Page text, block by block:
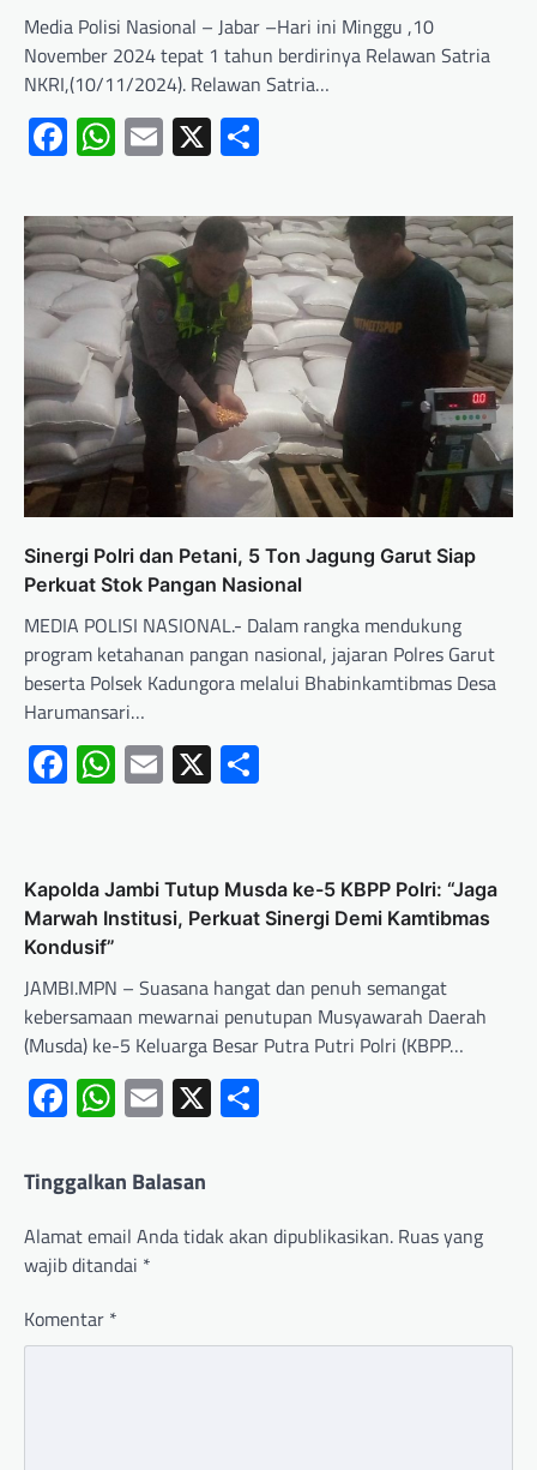
Media Polisi Nasional – Jabar –Hari ini Minggu ,10
November 2024 tepat 1 tahun berdirinya Relawan Satria
NKRI,(10/11/2024). Relawan Satria…
Facebook
WhatsApp
Email
X
Sinergi Polri dan Petani, 5 Ton Jagung Garut Siap
Perkuat Stok Pangan Nasional
MEDIA POLISI NASIONAL.- Dalam rangka mendukung
program ketahanan pangan nasional, jajaran Polres Garut
beserta Polsek Kadungora melalui Bhabinkamtibmas Desa
Harumansari…
Facebook
WhatsApp
Email
X
Kapolda Jambi Tutup Musda ke-5 KBPP Polri: “Jaga
Marwah Institusi, Perkuat Sinergi Demi Kamtibmas
Kondusif”
JAMBI.MPN – Suasana hangat dan penuh semangat
kebersamaan mewarnai penutupan Musyawarah Daerah
(Musda) ke-5 Keluarga Besar Putra Putri Polri (KBPP…
Facebook
WhatsApp
Email
X
Tinggalkan Balasan
Alamat email Anda tidak akan dipublikasikan. Ruas yang
wajib ditandai *
Komentar *